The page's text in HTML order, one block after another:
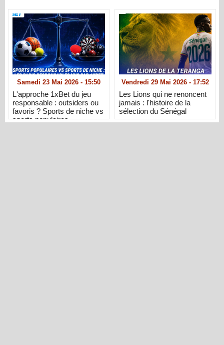
Samedi 23 Mai 2026 - 15:50
L'approche 1xBet du jeu
responsable : outsiders ou
favoris ? Sports de niche vs
sports populaires
Vendredi 29 Mai 2026 - 17:52
Les Lions qui ne renoncent
jamais : l'histoire de la
sélection du Sénégal